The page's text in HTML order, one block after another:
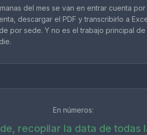
del mes se van en entrar cuenta por
descargar el PDF y transcribirlo a
por sede. Y no es el trabajo principal de
En números:
recopilar la data de todas